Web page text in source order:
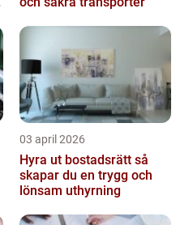
03 april 2026
Hyra ut bostadsrätt så
skapar du en trygg och
lönsam uthyrning